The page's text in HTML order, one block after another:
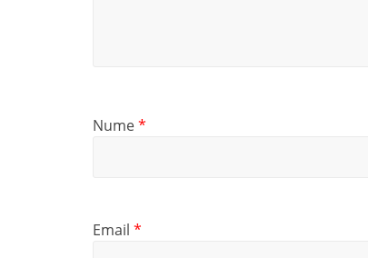
Nume*
Email *